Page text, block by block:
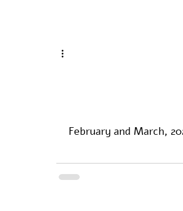
February and March,